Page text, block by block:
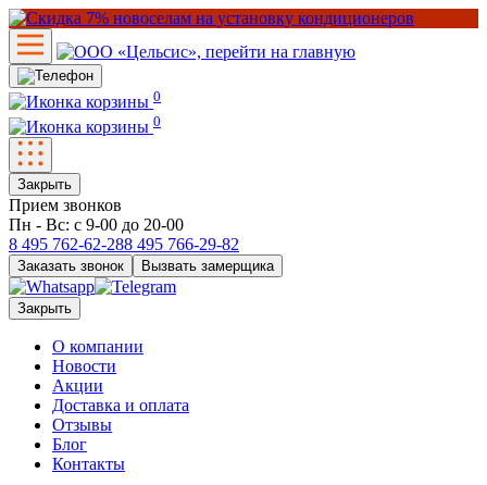
0
0
Закрыть
Прием звонков
Пн - Вс: с 9-00 до 20-00
8 495 762-62-288 495 766-29-82
Заказать звонок Вызвать замерщика
Закрыть
О компании
Новости
Акции
Доставка и оплата
Отзывы
Блог
Контакты